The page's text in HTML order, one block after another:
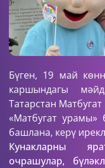
Бүген, 19 май
каршындагы
Татарстан
«Матбугат урамы»
башлана, керү
Кунакларны
очрашулар,